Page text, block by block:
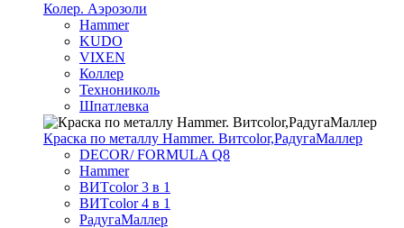
Колер. Аэрозоли
Hammer
KUDO
VIXEN
Коллер
Технониколь
Шпатлевка
Краска по металлу Hammer. Витcolor,РадугаМаллер
DECOR/ FORMULA Q8
Hammer
ВИТcolor 3 в 1
ВИТcolor 4 в 1
РадугаМаллер